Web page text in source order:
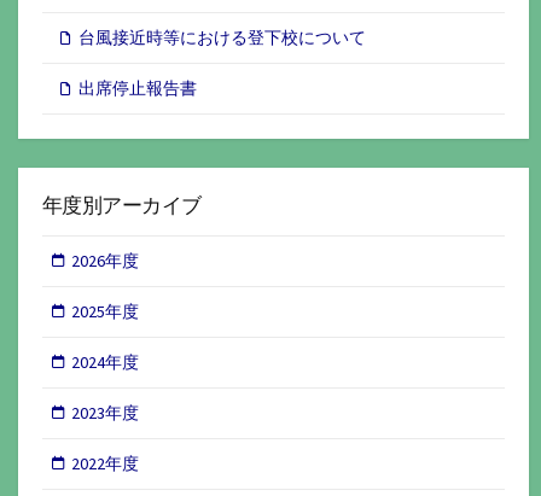
台風接近時等における登下校について
出席停止報告書
年度別アーカイブ
2026年度
2025年度
2024年度
2023年度
2022年度